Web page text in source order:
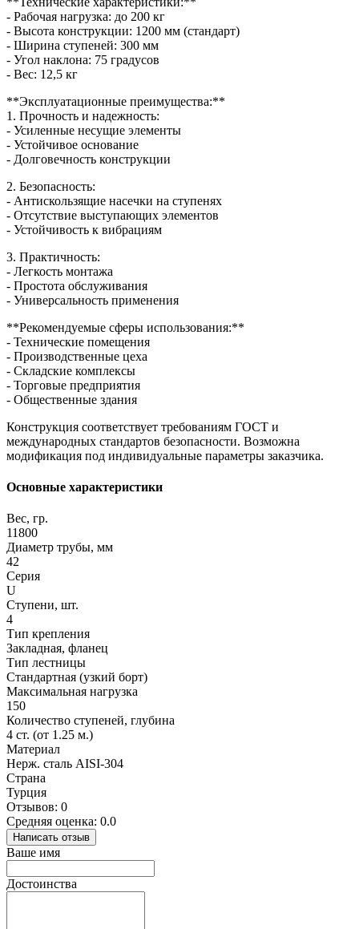
- Рабочая нагрузка: до 200 кг
- Высота конструкции: 1200 мм (стандарт)
- Ширина ступеней: 300 мм
- Угол наклона: 75 градусов
- Вес: 12,5 кг
**Эксплуатационные преимущества:**
1. Прочность и надежность:
- Усиленные несущие элементы
- Устойчивое основание
- Долговечность конструкции
2. Безопасность:
- Антискользящие насечки на ступенях
- Отсутствие выступающих элементов
- Устойчивость к вибрациям
3. Практичность:
- Легкость монтажа
- Простота обслуживания
- Универсальность применения
**Рекомендуемые сферы использования:**
- Технические помещения
- Производственные цеха
- Складские комплексы
- Торговые предприятия
- Общественные здания
Конструкция соответствует требованиям ГОСТ и
международных стандартов безопасности. Возможна
модификация под индивидуальные параметры заказчика.
Основные характеристики
Вес, гр.
11800
Диаметр трубы, мм
42
Серия
U
Ступени, шт.
4
Тип крепления
Закладная, фланец
Тип лестницы
Стандартная (узкий борт)
Максимальная нагрузка
150
Количество ступеней, глубина
4 ст. (от 1.25 м.)
Материал
Нерж. сталь AISI-304
Страна
Турция
Отзывов: 0
Средняя оценка: 0.0
Написать отзыв
Ваше имя
Достоинства